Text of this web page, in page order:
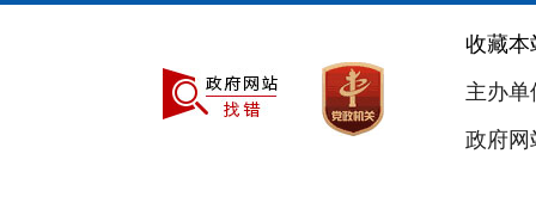
收藏本
主办
政府网